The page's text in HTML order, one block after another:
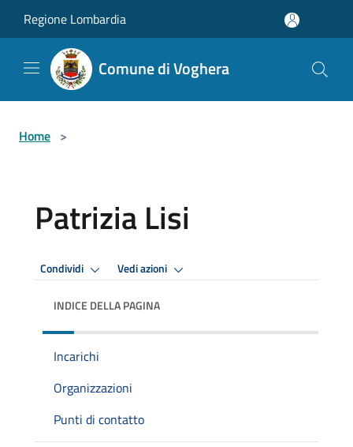
Regione Lombardia
Comune di Voghera
Home >
Patrizia Lisi
Condividi Vedi azioni
INDICE DELLA PAGINA
Incarichi
Organizzazioni
Punti di contatto